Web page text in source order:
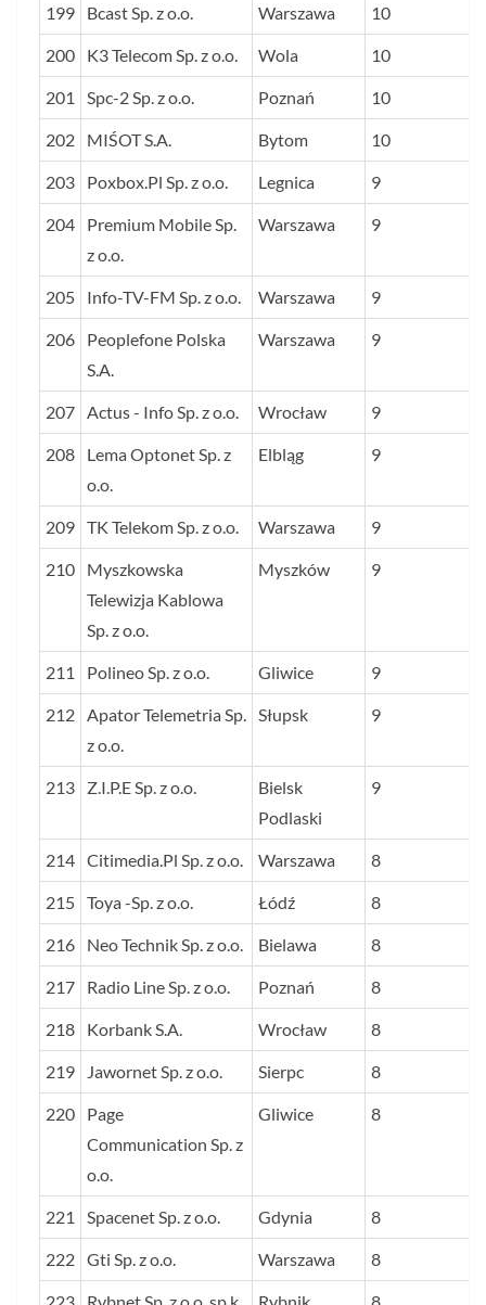
199 Bcast Sp. z o.o. Warszawa 10
200 K3 Telecom Sp. z o.o. Wola 10
201 Spc-2 Sp. z o.o. Poznań 10
202 MIŚOT S.A. Bytom 10
203 Poxbox.Pl Sp. z o.o. Legnica 9
204
Premium Mobile Sp.
z o.o.
Warszawa 9
205 Info-TV-FM Sp. z o.o. Warszawa 9
206
Peoplefone Polska
S.A.
Warszawa 9
207 Actus - Info Sp. z o.o. Wrocław 9
208
Lema Optonet Sp. z
o.o.
Elbląg 9
209 TK Telekom Sp. z o.o. Warszawa 9
210
Myszkowska
Telewizja Kablowa
Sp. z o.o.
Myszków 9
211 Polineo Sp. z o.o. Gliwice 9
212
Apator Telemetria Sp.
z o.o.
Słupsk 9
213 Z.I.P.E Sp. z o.o.
Bielsk
Podlaski
9
214 Citimedia.Pl Sp. z o.o. Warszawa 8
215 Toya -Sp. z o.o. Łódź 8
216 Neo Technik Sp. z o.o. Bielawa 8
217 Radio Line Sp. z o.o. Poznań 8
218 Korbank S.A. Wrocław 8
219 Jawornet Sp. z o.o. Sierpc 8
220
Page
Communication Sp. z
o.o.
Gliwice 8
221 Spacenet Sp. z o.o. Gdynia 8
222 Gti Sp. z o.o. Warszawa 8
223 Rybnet Sp. z o.o. sp.k. Rybnik 8